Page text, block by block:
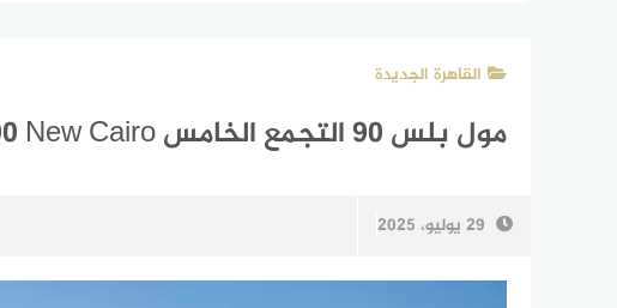
القاهرة الجديدة
مول بلس 90 التجمع الخامس Mall Plus 90 New Cairo
29 يوليو، 2025